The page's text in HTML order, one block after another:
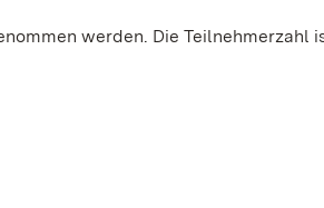
werden. Die Teilnehmerzahl